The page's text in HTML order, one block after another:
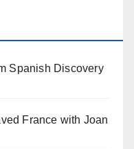
Spanish Discovery
France with Joan